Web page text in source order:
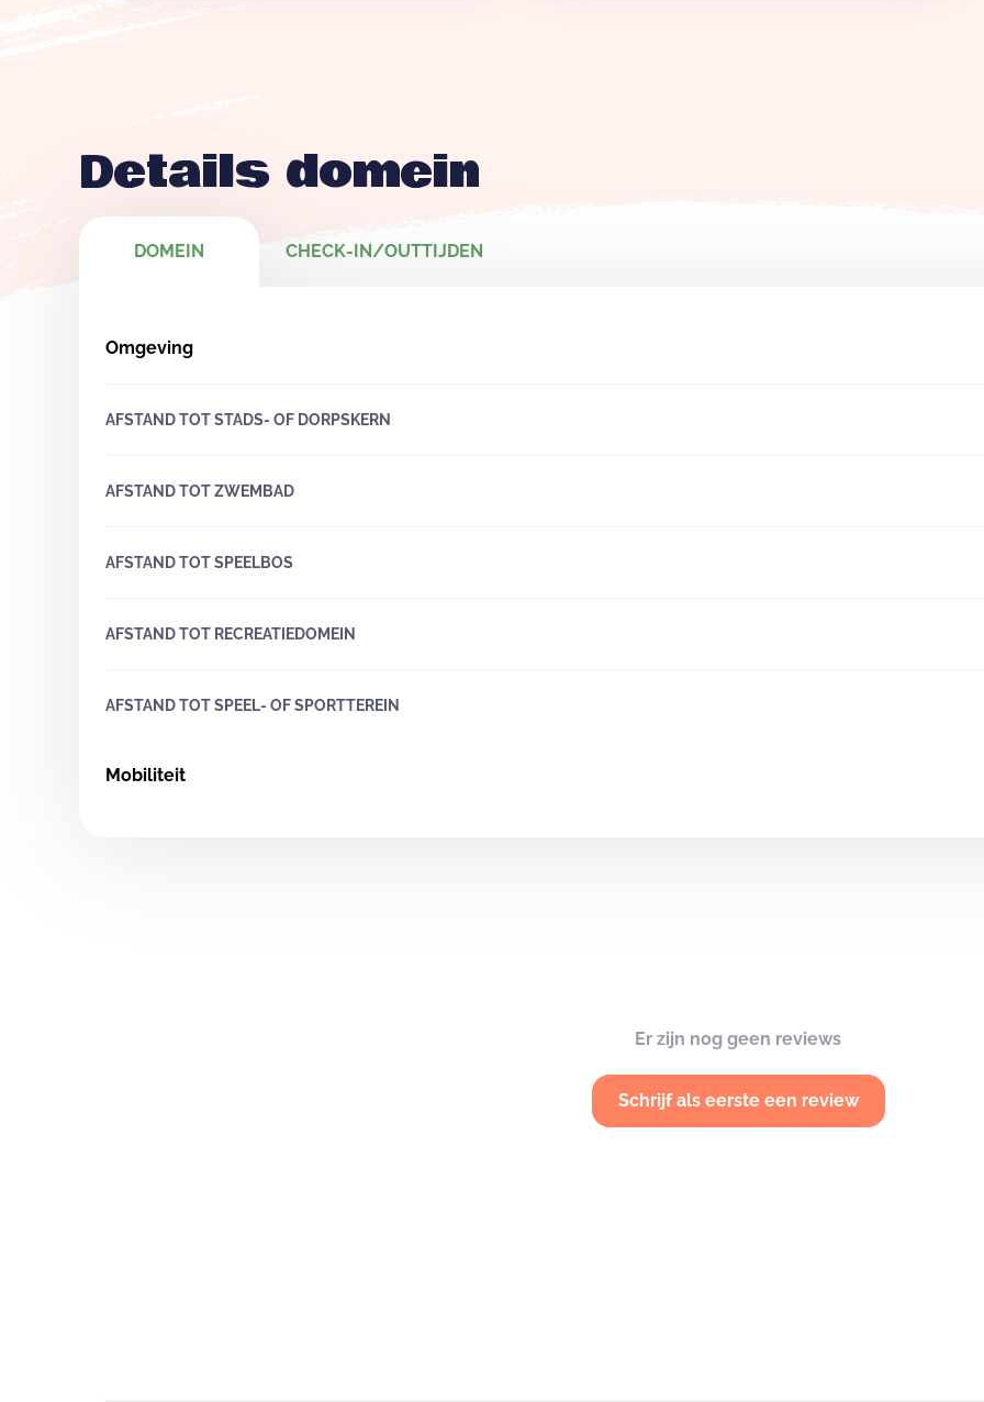
Details domein
DOMEIN CHECK-IN/OUTTIJDEN
Omgeving
AFSTAND TOT STADS- OF DORPSKERN
AFSTAND TOT ZWEMBAD
AFSTAND TOT SPEELBOS
AFSTAND TOT RECREATIEDOMEIN
AFSTAND TOT SPEEL- OF SPORTTEREIN
Mobiliteit
Er zijn nog geen reviews
Schrijf als eerste een review